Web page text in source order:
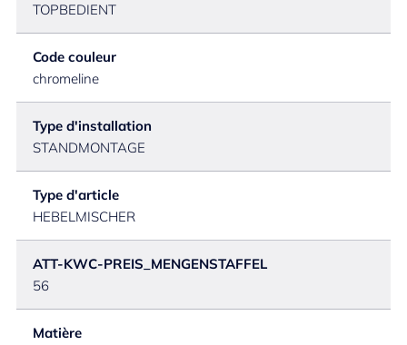
TOPBEDIENT
Code couleur
chromeline
Type d'installation
STANDMONTAGE
Type d'article
HEBELMISCHER
ATT-KWC-PREIS_MENGENSTAFFEL
56
Matière